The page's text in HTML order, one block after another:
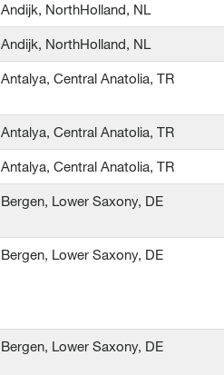
Andijk, NorthHolland, NL
Andijk, NorthHolland, NL
Antalya, Central Anatolia, TR
Antalya, Central Anatolia, TR
Antalya, Central Anatolia, TR
Bergen, Lower Saxony, DE
Bergen, Lower Saxony, DE
Bergen, Lower Saxony, DE